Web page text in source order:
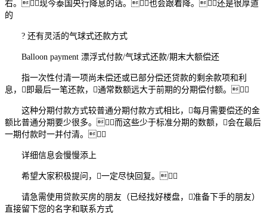
右。现今泰国央行降息的话。也会跟着降。还是很厚道
的
? 还有灵活的气球式还款方式
Balloon payment 漂浮式付款/气球式还款/期末大额偿还
指一次性付清一项尚未偿还或已部分偿还贷款的剩余款项和利
息，即最后一笔还款，通常数额远大于前期的分期偿付额。
这种分期付款方式较普通分期付款方式相比，每月需要偿还的金
额比普通分期要少很多。而这些少于标准分期的数额，会在最后
一期付款时一并付清。
详细信息会慢慢添上
希望大家积极提问，一定尽快回复。
请急需使用贷款买房的朋友（已经找好楼盘，准备下手的朋友）
直接留下您的名字和联系方式